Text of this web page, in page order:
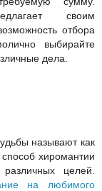
своим
отбора
выбирайте
дела.
называют как
хиромантии
целей.
на любимого